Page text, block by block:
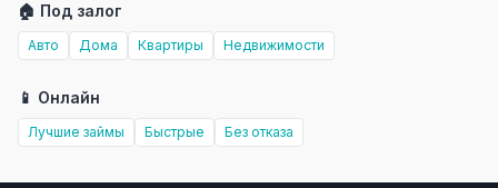
🏠 Под залог
Авто Дома Квартиры Недвижимости
📱 Онлайн
Лучшие займы Быстрые Без отказа